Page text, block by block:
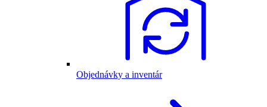
Objednávky a inventár